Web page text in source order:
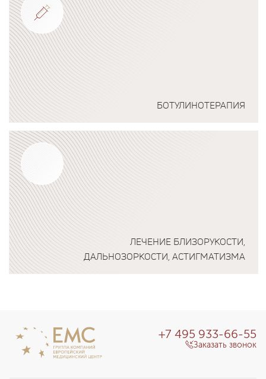
БОТУЛИНОТЕРАПИЯ
Подробнее о программе
ЛЕЧЕНИЕ БЛИЗОРУКОСТИ,
ДАЛЬНОЗОРКОСТИ, АСТИГМАТИЗМА
+7 495 933-66-55
Заказать звонок